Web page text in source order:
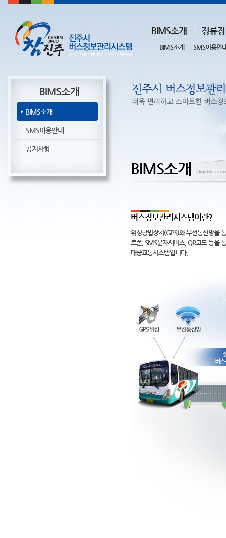
BIMS소개 정류
BIMS소개 SMS이용안
BIMS소개
BIMS소개
SMS이용안내
공지사항
BIMS소개 ㅣJinju Bus
버스정보관리시스템이란?
위성항법장치(GPS)와 무선통신망을
트폰, SMS문자서비스, QR코드 등을
대중교통시스템입니다.